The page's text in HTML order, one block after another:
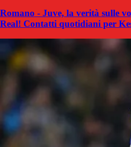
Romano - Juve, la verità sulle
Real! Contatti quotidiani per